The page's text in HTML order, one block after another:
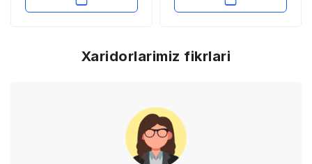
Xaridorlarimiz fikrlari